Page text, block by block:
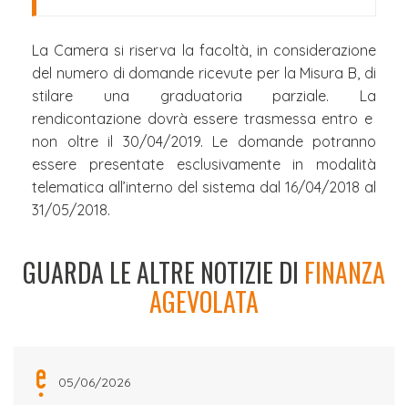
La Camera si riserva la facoltà, in considerazione
del numero di domande ricevute per la Misura B, di
stilare una graduatoria parziale. La
rendicontazione dovrà essere trasmessa entro e
non oltre il 30/04/2019. Le domande potranno
essere presentate esclusivamente in modalità
telematica all’interno del sistema dal 16/04/2018 al
31/05/2018.
GUARDA LE ALTRE NOTIZIE DI FINANZA
AGEVOLATA
05/06/2026